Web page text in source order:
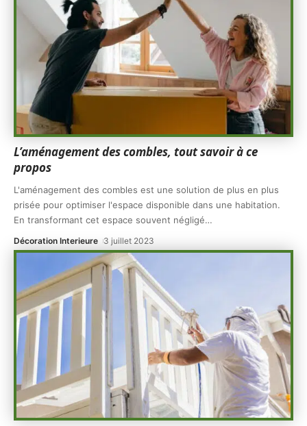
L’aménagement des combles, tout savoir à ce
propos
L'aménagement des combles est une solution de plus en plus
prisée pour optimiser l'espace disponible dans une habitation.
En transformant cet espace souvent négligé…
Décoration Interieure 3 juillet 2023